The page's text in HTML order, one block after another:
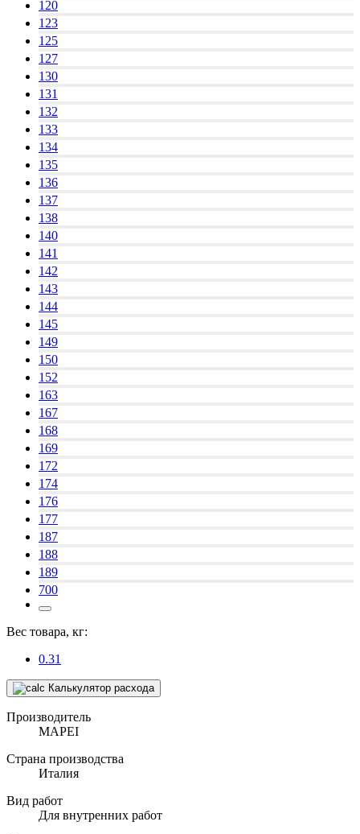
120
123
125
127
130
131
132
133
134
135
136
137
138
140
141
142
143
144
145
149
150
152
163
167
168
169
172
174
176
177
187
188
189
700
Вес товара, кг:
0.31
Калькулятор расхода
Производитель
MAPEI
Страна производства
Италия
Вид работ
Для внутренних работ